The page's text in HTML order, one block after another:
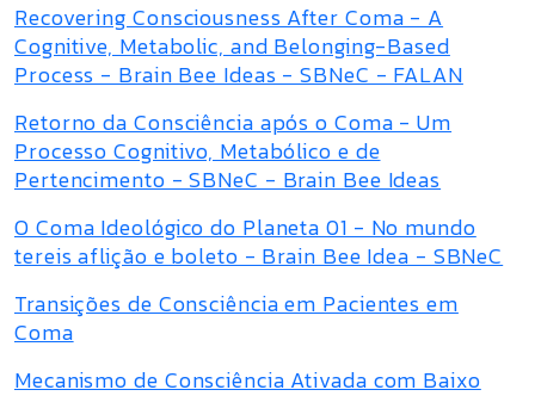
Recovering Consciousness After Coma - A
Cognitive, Metabolic, and Belonging-Based
Process - Brain Bee Ideas - SBNeC - FALAN
Retorno da Consciência após o Coma - Um
Processo Cognitivo, Metabólico e de
Pertencimento - SBNeC - Brain Bee Ideas
O Coma Ideológico do Planeta 01 - No mundo
tereis aflição e boleto - Brain Bee Idea - SBNeC
Transições de Consciência em Pacientes em
Coma
Mecanismo de Consciência Ativada com Baixo